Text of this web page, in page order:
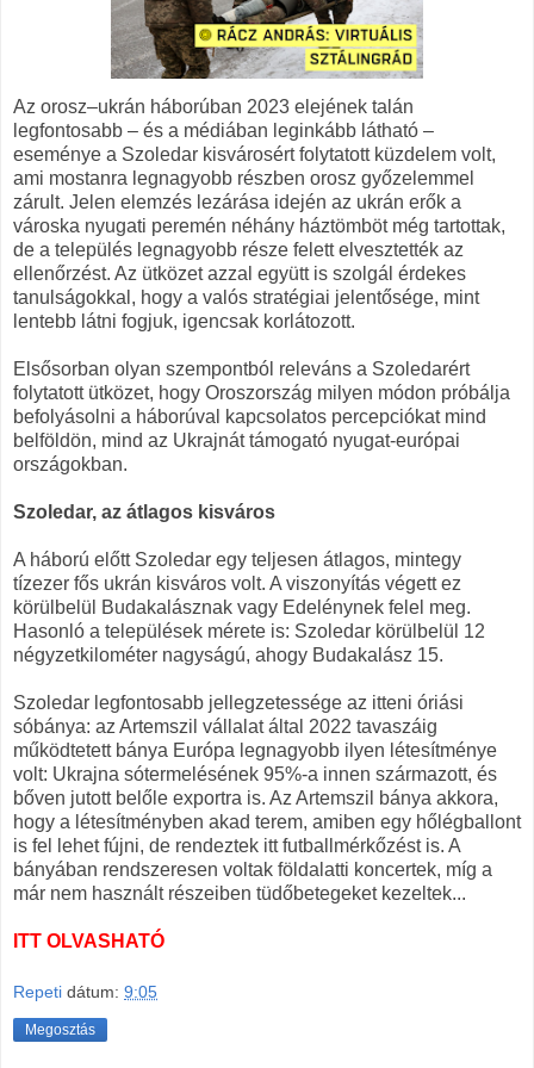
Az orosz–ukrán háborúban 2023 elejének talán
legfontosabb – és a médiában leginkább látható –
eseménye a Szoledar kisvárosért folytatott küzdelem volt,
ami mostanra legnagyobb részben orosz győzelemmel
zárult. Jelen elemzés lezárása idején az ukrán erők a
városka nyugati peremén néhány háztömböt még tartottak,
de a település legnagyobb része felett elvesztették az
ellenőrzést. Az ütközet azzal együtt is szolgál érdekes
tanulságokkal, hogy a valós stratégiai jelentősége, mint
lentebb látni fogjuk, igencsak korlátozott.
Elsősorban olyan szempontból releváns a Szoledarért
folytatott ütközet, hogy Oroszország milyen módon próbálja
befolyásolni a háborúval kapcsolatos percepciókat mind
belföldön, mind az Ukrajnát támogató nyugat-európai
országokban.
Szoledar, az átlagos kisváros
A háború előtt Szoledar egy teljesen átlagos, mintegy
tízezer fős ukrán kisváros volt. A viszonyítás végett ez
körülbelül Budakalásznak vagy Edelénynek felel meg.
Hasonló a települések mérete is: Szoledar körülbelül 12
négyzetkilométer nagyságú, ahogy Budakalász 15.
Szoledar legfontosabb jellegzetessége az itteni óriási
sóbánya: az Artemszil vállalat által 2022 tavaszáig
működtetett bánya Európa legnagyobb ilyen létesítménye
volt: Ukrajna sótermelésének 95%-a innen származott, és
bőven jutott belőle exportra is. Az Artemszil bánya akkora,
hogy a létesítményben akad terem, amiben egy hőlégballont
is fel lehet fújni, de rendeztek itt futballmérkőzést is. A
bányában rendszeresen voltak földalatti koncertek, míg a
már nem használt részeiben tüdőbetegeket kezeltek...
ITT OLVASHATÓ
Repeti dátum: 9:05
Megosztás